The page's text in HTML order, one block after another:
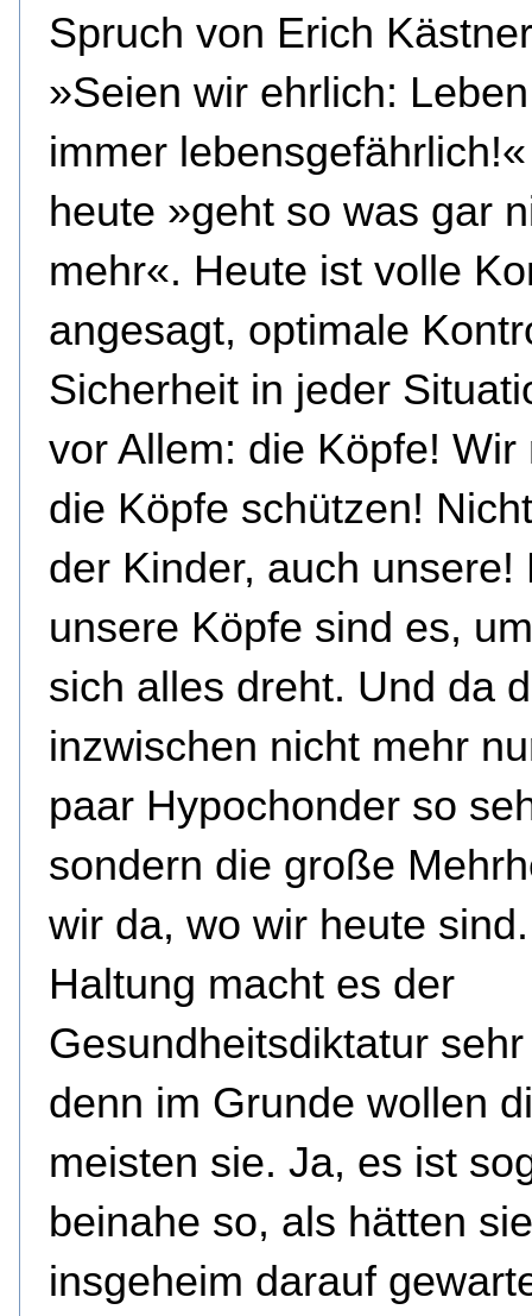
Spruch von Erich
»Seien wir ehrlich:
immer
heute »geht so was gar
mehr«. Heute ist volle
angesagt, optimale
Sicherheit in jeder
vor Allem: die Köpfe! Wir
die Köpfe schützen!
der Kinder, auch unsere!
unsere Köpfe sind es,
sich alles dreht. Und da
inzwischen nicht mehr
paar Hypochonder so
sondern die große
wir da, wo wir heute
Haltung macht es der
Gesundheitsdiktatur
denn im Grunde wollen
meisten sie. Ja, es ist
beinahe so, als hätten sie
insgeheim darauf